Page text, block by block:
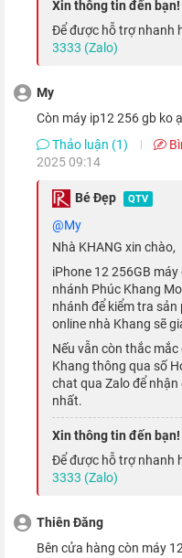
Bên cạnh đó, bộ vi xử lý
11 ngàn tỷ phép tính trong
mượt mà và không giật
Phá vỡ khái
Xin thông tin đến bạn!
Để được hỗ trợ nhanh
3333 (Zalo)
My
còn máy ip12 256 gb ko
Thảo luận (1)
2025 09:14
Bé Đẹp QTV
@my
Nhà KHANG xin chào,
iPhone 12 256GB
nhánh Phúc Khang
nhánh để kiểm tra
online nhà Khang sẽ
Nếu vẫn còn thắc mắc
Khang thông qua số
chat qua Zalo để
nhất.
Xin thông tin đến bạn!
Để được hỗ trợ nhanh
3333 (Zalo)
Thiên Đăng
Bên cửa hàng còn máy